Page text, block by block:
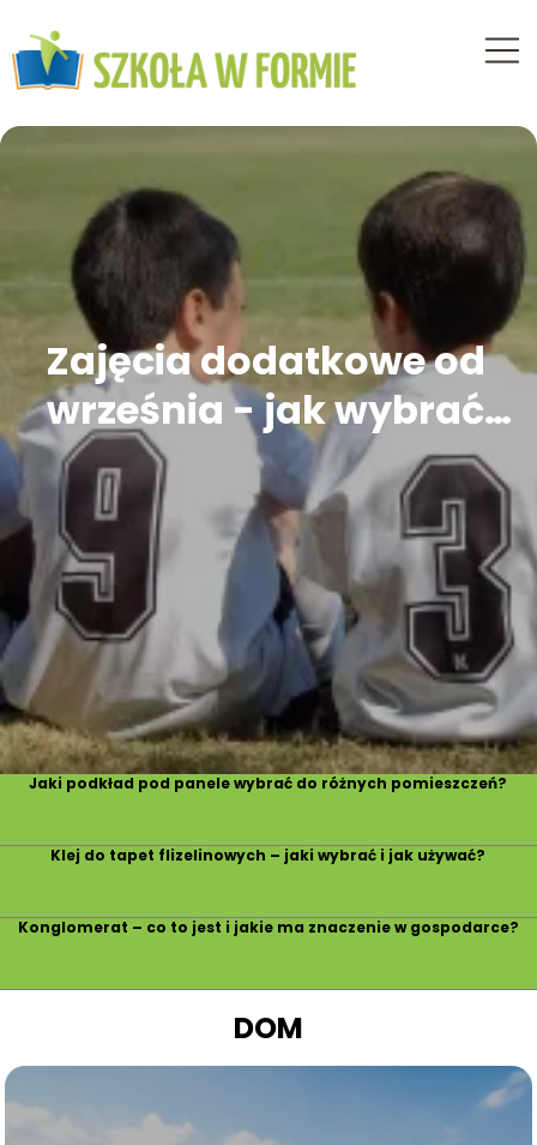
Zajęcia dodatkowe od
września - jak wybrać
sport, przy którym dziecko
zostanie na dłużej
Jaki podkład pod panele wybrać do różnych pomieszczeń?
Klej do tapet flizelinowych – jaki wybrać i jak używać?
Konglomerat – co to jest i jakie ma znaczenie w gospodarce?
DOM